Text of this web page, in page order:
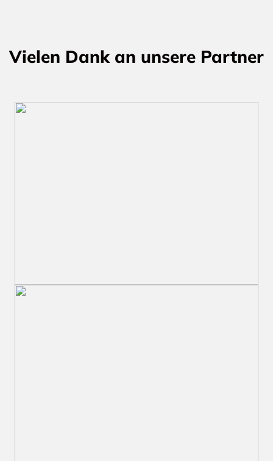
Vielen Dank an unsere Partner